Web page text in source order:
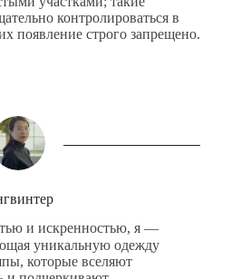
контролироваться в
появление строго запрещено.
и искренностью, я —
уникальную одежду
которые вселяют